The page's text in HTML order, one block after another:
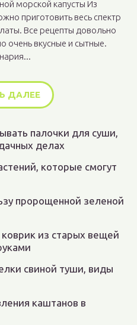
морской капусты Из
приготовить весь спектр
Все рецепты довольно
очень вкусные и сытные.
ДАЛЕЕ
палочки для суши,
делах
которые смогут
пророщенной зеленой
из старых вещей
свиной туши, виды
каштанов в